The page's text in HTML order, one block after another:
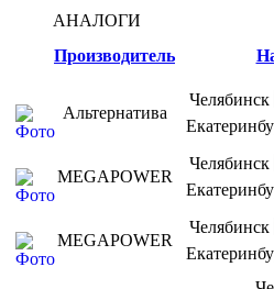
АНАЛОГИ
Производитель
Альтернатива
Челябинск
MEGAPOWER
Челябинск
MEGAPOWER
Челябинск